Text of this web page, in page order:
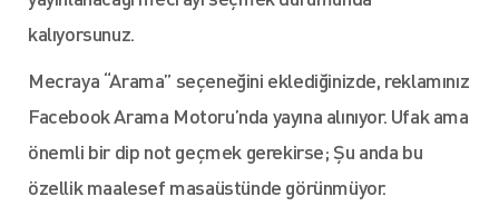
kalıyorsunuz.
Mecraya “Arama” seçeneğini eklediğinizde, reklamınız
Facebook Arama Motoru’nda yayına alınıyor. Ufak ama
önemli bir dip not geçmek gerekirse; Şu anda bu
özellik maalesef masaüstünde görünmüyor.